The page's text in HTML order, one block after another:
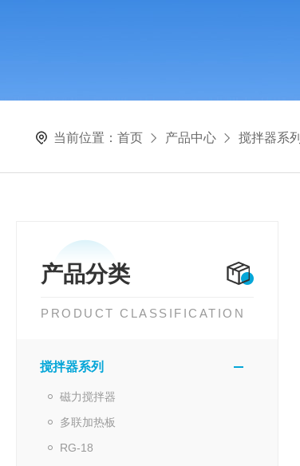
当前位置：首页 产品中心 搅拌器系列
产品分类
PRODUCT CLASSIFICATION
搅拌器系列
磁力搅拌器
多联加热板
RG-18